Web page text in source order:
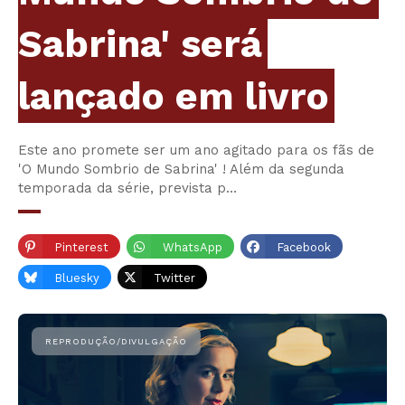
Sabrina' será
lançado em livro
Este ano promete ser um ano agitado para os fãs de
'O Mundo Sombrio de Sabrina' ! Além da segunda
temporada da série, prevista p…
Pinterest WhatsApp Facebook
Bluesky Twitter